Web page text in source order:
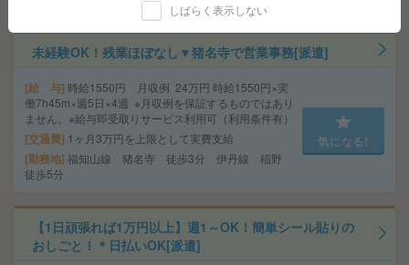
未経験OK！残業ほぼなし▼猪名寺で営業事務[派遣]
給 与 時給1550円 月収例 24万円 時給1550円×実
働7h45m×週5日×4週 ※月収例を保証するものではあり
ません。※給与即受取りサービス利用可（利用条件有）
交通費 1ヶ月3万円を上限として実費支給
勤務地 福知山線 猪名寺 徒歩3分 伊丹線 稲野
徒歩5分
気になる!
【1日頑張れば1万円以上】週1～OK！簡単シール貼りの
おしごと！＊日払いOK[派遣]
しばらく表示しない